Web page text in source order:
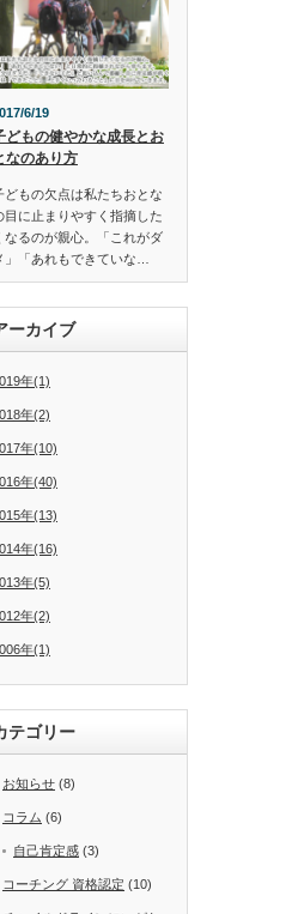
6/19
どもの健やかな成長とお
なのあり方
どもの欠点は私たちおとな
目に止まりやすく指摘した
なるのが親心。「これがダ
」「あれもできていな…
ーカイブ
年(1)
年(2)
年(10)
年(40)
年(13)
年(16)
年(5)
年(2)
年(1)
テゴリー
お知らせ (8)
コラム (6)
自己肯定感 (3)
コーチング 資格認定 (10)